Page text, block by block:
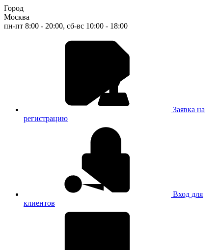
Город
Москва
пн-пт 8:00 - 20:00, сб-вс 10:00 - 18:00
Заявка на
регистрацию
Вход для
клиентов